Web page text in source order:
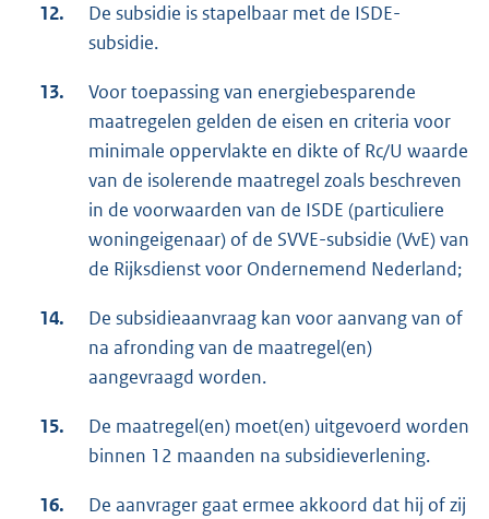
12.
De subsidie is stapelbaar met de ISDE-
subsidie.
13.
Voor toepassing van energiebesparende
maatregelen gelden de eisen en criteria voor
minimale oppervlakte en dikte of Rc/U waarde
van de isolerende maatregel zoals beschreven
in de voorwaarden van de ISDE (particuliere
woningeigenaar) of de SVVE-subsidie (VvE) van
de Rijksdienst voor Ondernemend Nederland;
14.
De subsidieaanvraag kan voor aanvang van of
na afronding van de maatregel(en)
aangevraagd worden.
15.
De maatregel(en) moet(en) uitgevoerd worden
binnen 12 maanden na subsidieverlening.
16.
De aanvrager gaat ermee akkoord dat hij of zij